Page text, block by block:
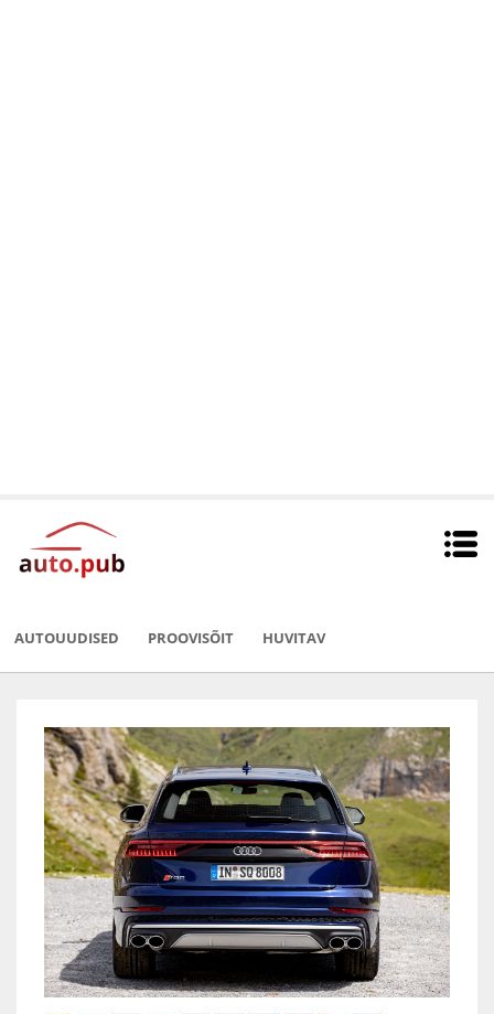
AUTOUUDISED PROOVISÕIT HUVITAV